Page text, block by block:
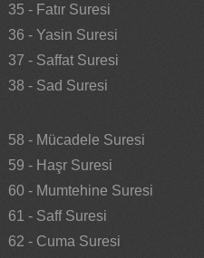
35 - Fatır Suresi
36 - Yasin Suresi
37 - Saffat Suresi
38 - Sad Suresi
58 - Mücadele Suresi
59 - Haşr Suresi
60 - Mumtehine Suresi
61 - Saff Suresi
62 - Cuma Suresi